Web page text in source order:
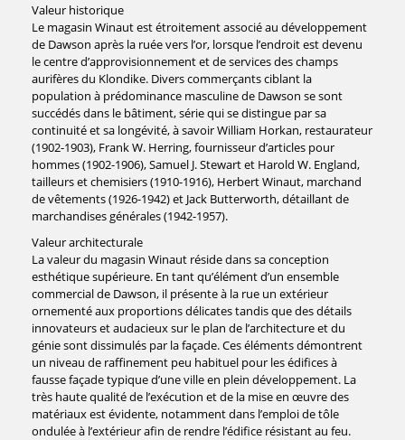
Valeur historique
Le magasin Winaut est étroitement associé au développement
de Dawson après la ruée vers l’or, lorsque l’endroit est devenu
le centre d’approvisionnement et de services des champs
aurifères du Klondike. Divers commerçants ciblant la
population à prédominance masculine de Dawson se sont
succédés dans le bâtiment, série qui se distingue par sa
continuité et sa longévité, à savoir William Horkan, restaurateur
(1902-1903), Frank W. Herring, fournisseur d’articles pour
hommes (1902-1906), Samuel J. Stewart et Harold W. England,
tailleurs et chemisiers (1910-1916), Herbert Winaut, marchand
de vêtements (1926-1942) et Jack Butterworth, détaillant de
marchandises générales (1942-1957).
Valeur architecturale
La valeur du magasin Winaut réside dans sa conception
esthétique supérieure. En tant qu’élément d’un ensemble
commercial de Dawson, il présente à la rue un extérieur
ornementé aux proportions délicates tandis que des détails
innovateurs et audacieux sur le plan de l’architecture et du
génie sont dissimulés par la façade. Ces éléments démontrent
un niveau de raffinement peu habituel pour les édifices à
fausse façade typique d’une ville en plein développement. La
très haute qualité de l’exécution et de la mise en œuvre des
matériaux est évidente, notamment dans l’emploi de tôle
ondulée à l’extérieur afin de rendre l’édifice résistant au feu.